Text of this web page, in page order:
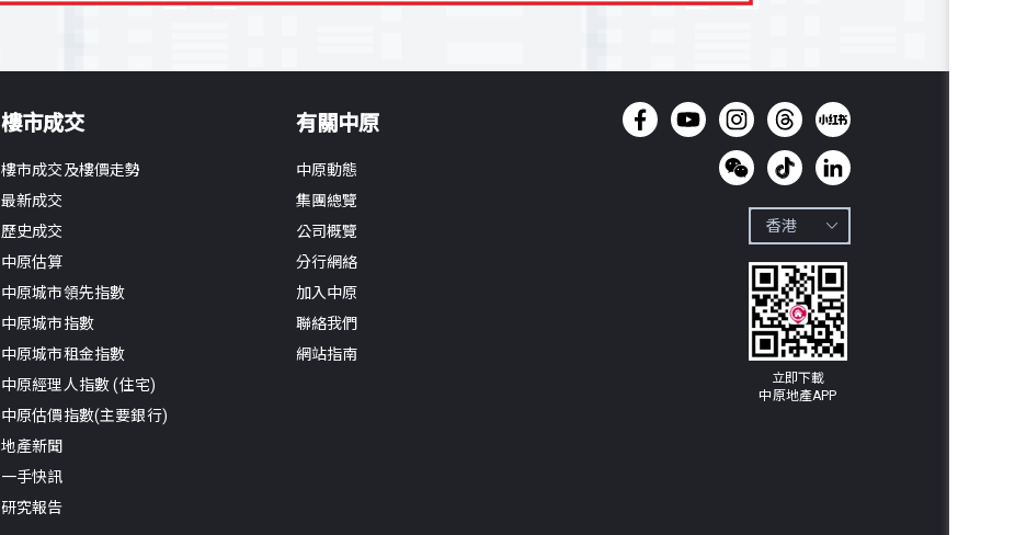
樓市成交
樓市成交及樓價走勢
最新成交
歷史成交
中原估算
中原城市領先指數
中原城市指數
中原城市租金指數
中原經理人指數 (住宅)
中原估價指數(主要銀行)
地產新聞
一手快訊
研究報告
有關中原
中原動態
集團總覽
公司概覽
分行網絡
加入中原
聯絡我們
網站指南
立即下載
中原地產APP